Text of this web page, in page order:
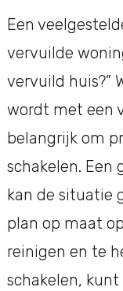
Een
vervuilde
vervuild huis?”
wordt met een
belangrijk om
schakelen. Een
kan de situatie
plan op maat
reinigen en te
schakelen,